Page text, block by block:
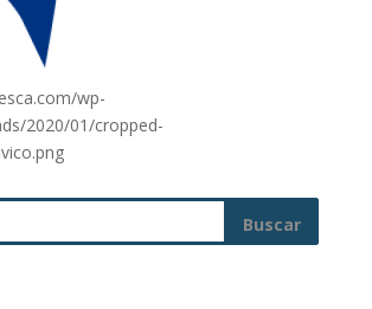
wp-
2020/01/cropped-